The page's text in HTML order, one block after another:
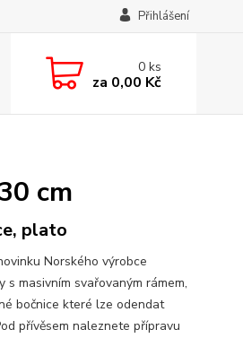
Přihlášení
0ks
za 0,00 Kč
cm
plato
Norského výrobce
s masivním svařovaným rámem,
bočnice které lze odendat
přívěsem naleznete přípravu